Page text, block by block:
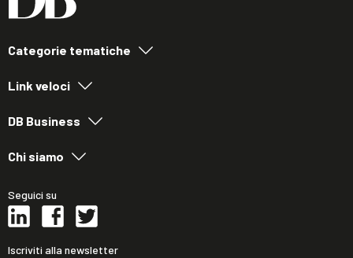
Categorie tematiche
Link veloci
DB Business
Chi siamo
Seguici su
Iscriviti alla newsletter